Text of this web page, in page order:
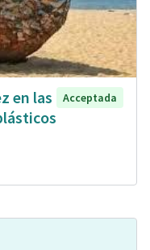
en las
Acceptada